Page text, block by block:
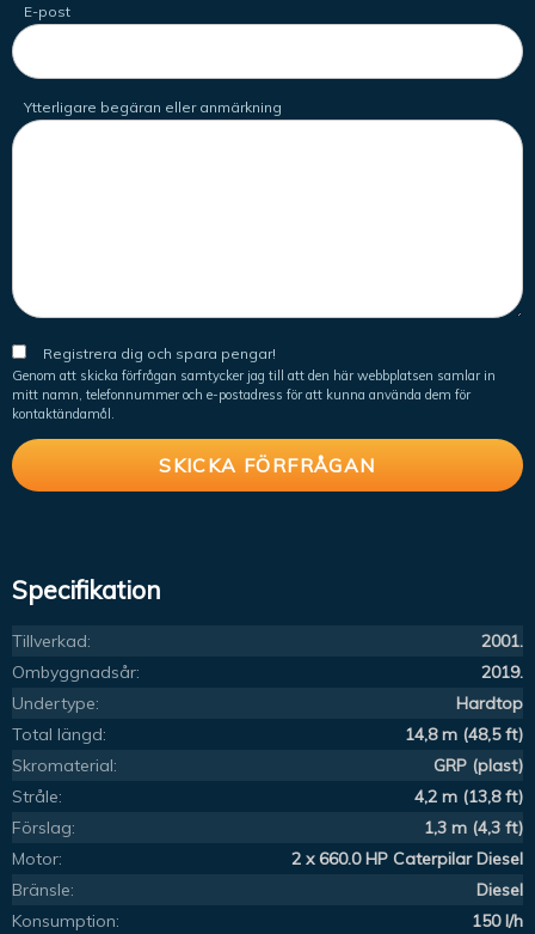
E-post
Ytterligare begäran eller anmärkning
Registrera dig och spara pengar!
Genom att skicka förfrågan samtycker jag till att den här webbplatsen samlar in
mitt namn, telefonnummer och e-postadress för att kunna använda dem för
kontaktändamål.
Specifikation
Tillverkad:
2001.
Ombyggnadsår:
2019.
Undertype:
Hardtop
Total längd:
14,8 m (48,5 ft)
Skromaterial:
GRP (plast)
Stråle:
4,2 m (13,8 ft)
Förslag:
1,3 m (4,3 ft)
Motor:
2 x 660.0 HP Caterpilar Diesel
Bränsle:
Diesel
Konsumption:
150 l/h